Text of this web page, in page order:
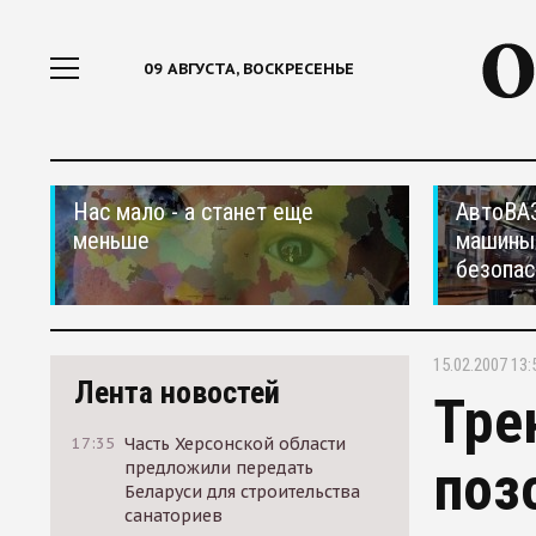
09 АВГУСТА, ВОСКРЕСЕНЬЕ
Нас мало - а станет еще
меньше
Лента новостей
17:35 Часть Херсонской области
предложили передать
Беларуси для строительства
санаториев
15.02.2007